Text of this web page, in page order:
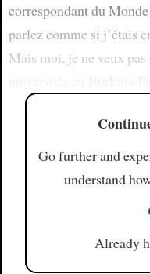
correspondant du
parlez comme si j’étais
Mais moi, je ne veux pas
Go further and
understand
Already